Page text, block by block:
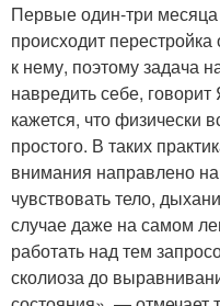
Первые один-три месяца
происходит
к нему, поэтому задача
навредить себе,
кажется, что физически
простого. В таких
внимания направлено
чувствовать тело,
случае даже на самом
работать над тем
сколиоза до